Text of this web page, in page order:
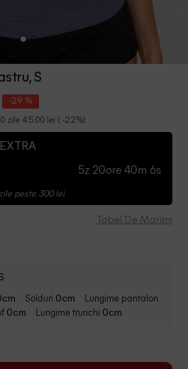
S
-29 %
zile 45.00 lei ( -22%)
5z 20ore 40m 6s
peste 300 lei
Tabel De Marimi
Solduri 0cm Lungime pantalon
0cm Lungime trunchi 0cm